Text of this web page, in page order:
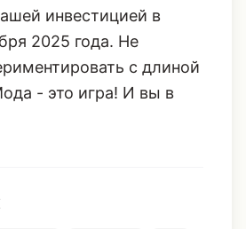
инвестицией в
2025 года. Не
с длиной
- это игра! И вы в